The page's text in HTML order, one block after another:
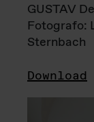
GUSTAV
Fotografo:
Sternbach
Download